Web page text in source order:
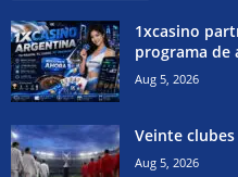
1xcasino
programa de
Aug 5, 2026
Veinte
Aug 5, 2026